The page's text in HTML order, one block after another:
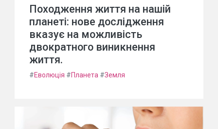
Походження життя на нашій
планеті: нове дослідження
вказує на можливість
двократного виникнення
життя.
#Еволюція #Планета #Земля